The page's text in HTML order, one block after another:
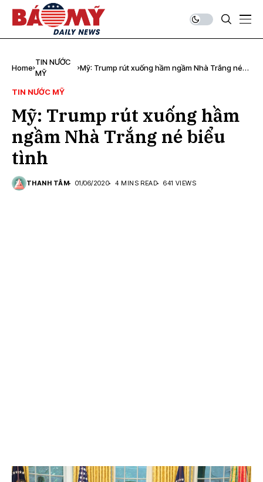
Home
TIN NƯỚC
MỸ
Mỹ: Trump rút xuống hầm ngầm Nhà Trắng né
TIN NƯỚC MỸ
Mỹ: Trump rút xuống hầm
ngầm Nhà Trắng né biểu
tình
THANH TÂM 01/06/2020 4 MINS READ 641 VIEWS